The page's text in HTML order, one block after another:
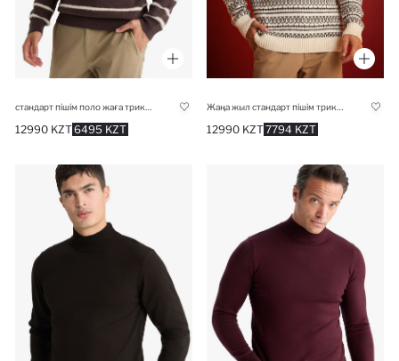
6495 KZT
12990 KZT 7794 KZT
12990 KZT